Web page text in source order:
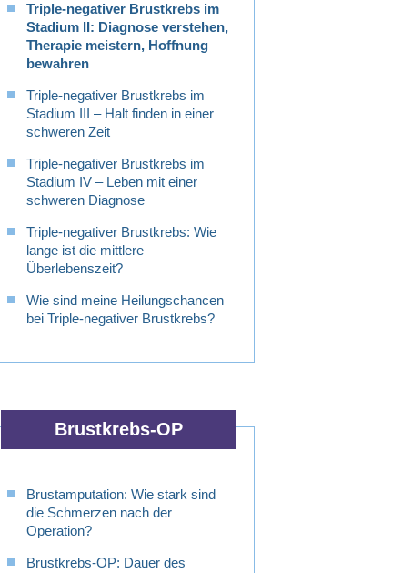
Triple-negativer Brustkrebs im
Stadium II: Diagnose verstehen,
Therapie meistern, Hoffnung
bewahren
Triple-negativer Brustkrebs im
Stadium III – Halt finden in einer
schweren Zeit
Triple-negativer Brustkrebs im
Stadium IV – Leben mit einer
schweren Diagnose
Triple-negativer Brustkrebs: Wie
lange ist die mittlere
Überlebenszeit?
Wie sind meine Heilungschancen
bei Triple-negativer Brustkrebs?
Brustkrebs-OP
Brustamputation: Wie stark sind
die Schmerzen nach der
Operation?
Brustkrebs-OP: Dauer des